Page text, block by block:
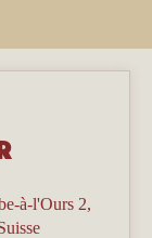
à-l'Ours 2,